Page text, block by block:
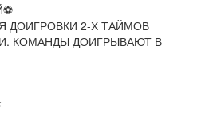
ДОИГРОВКИ 2-Х ТАЙМОВ
КОМАНДЫ ДОИГРЫВАЮТ В